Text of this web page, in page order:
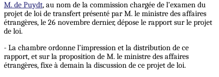
M. de Puydt, au nom de la commission chargée de l’examen du
projet de loi de transfert présenté par M. le ministre des affaires
étrangères, le 26 novembre dernier, dépose le rapport sur le projet
de loi.
- La chambre ordonne l’impression et la distribution de ce
rapport, et sur la proposition de M. le ministre des affaires
étrangères, fixe à demain la discussion de ce projet de loi.